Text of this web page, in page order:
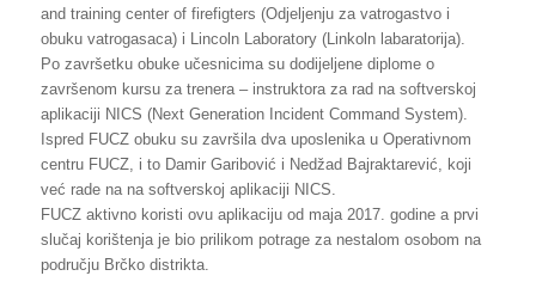
and training center of firefigters (Odjeljenju za vatrogastvo i
obuku vatrogasaca) i Lincoln Laboratory (Linkoln labaratorija).
Po završetku obuke učesnicima su dodijeljene diplome o
završenom kursu za trenera – instruktora za rad na softverskoj
aplikaciji NICS (Next Generation Incident Command System).
Ispred FUCZ obuku su završila dva uposlenika u Operativnom
centru FUCZ, i to Damir Garibović i Nedžad Bajraktarević, koji
već rade na na softverskoj aplikaciji NICS.
FUCZ aktivno koristi ovu aplikaciju od maja 2017. godine a prvi
slučaj korištenja je bio prilikom potrage za nestalom osobom na
području Brčko distrikta.